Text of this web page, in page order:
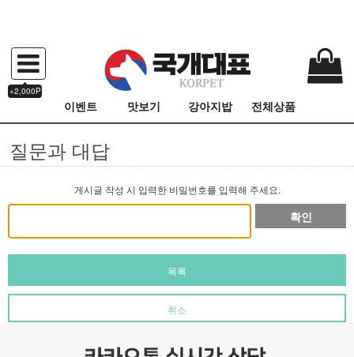
+2,000P
이벤트 맛보기 강아지밥 전체상품
질문과 대답
게시글 작성 시 입력한 비밀번호를 입력해 주세요.
확인
목록
취소